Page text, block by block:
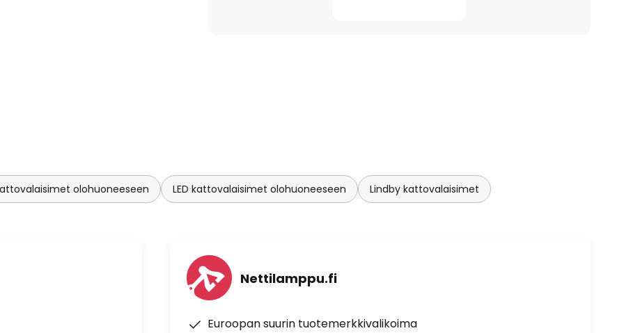
olohuoneeseen LED kattovalaisimet olohuoneeseen Lindby kattovalaisimet
Nettilamppu.fi
Euroopan suurin tuotemerkkivalikoima